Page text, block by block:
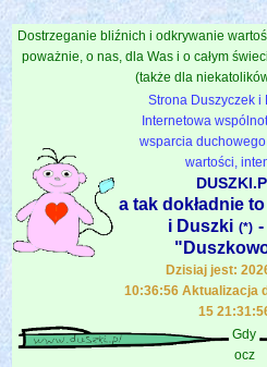
Dostrzeganie bliźnich i odkrywanie
poważnie, o nas, dla Was i o całym
(także dla
Strona Duszyczek i
Internetowa
wsparcia
wartości,
a tak dokładnie
i Duszki (*)
Dzisiaj jest:
10:36:56 Aktualizacja
15
Gdy
ocz